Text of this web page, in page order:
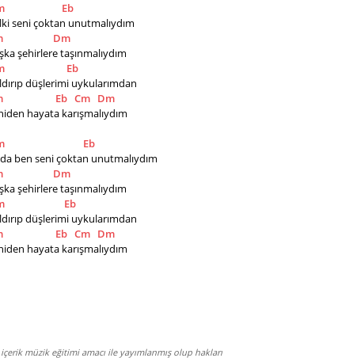
Eb
seni çoktan unutmalıydım
Dm
şehirlere taşınmalıydım
Eb
düşlerimi uykularımdan
Eb Cm Dm
hayata karışmalıydım
Eb
da ben seni çoktan unutmalıydım
Dm
şehirlere taşınmalıydım
Eb
düşlerimi uykularımdan
Eb Cm Dm
hayata karışmalıydım
müzik eğitimi amacı ile yayımlanmış olup hakları